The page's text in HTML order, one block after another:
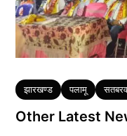
Tags
झारखण्ड पलामू
Other Latest